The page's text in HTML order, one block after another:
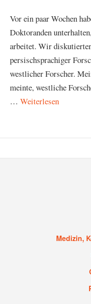
Vor ein paar Wochen
Doktoranden
arbeitet. Wir
persischsprachiger
westlicher Forscher.
meinte, westliche
… Weiterlesen
Medizin,